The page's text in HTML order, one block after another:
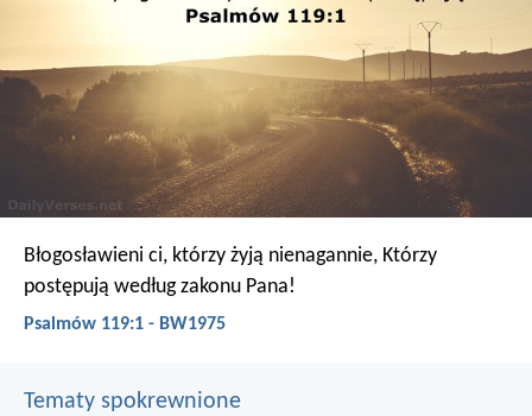
Błogosławieni ci, którzy żyją nienagannie, Którzy
postępują według zakonu Pana!
Psalmów 119:1 - BW1975
Tematy spokrewnione